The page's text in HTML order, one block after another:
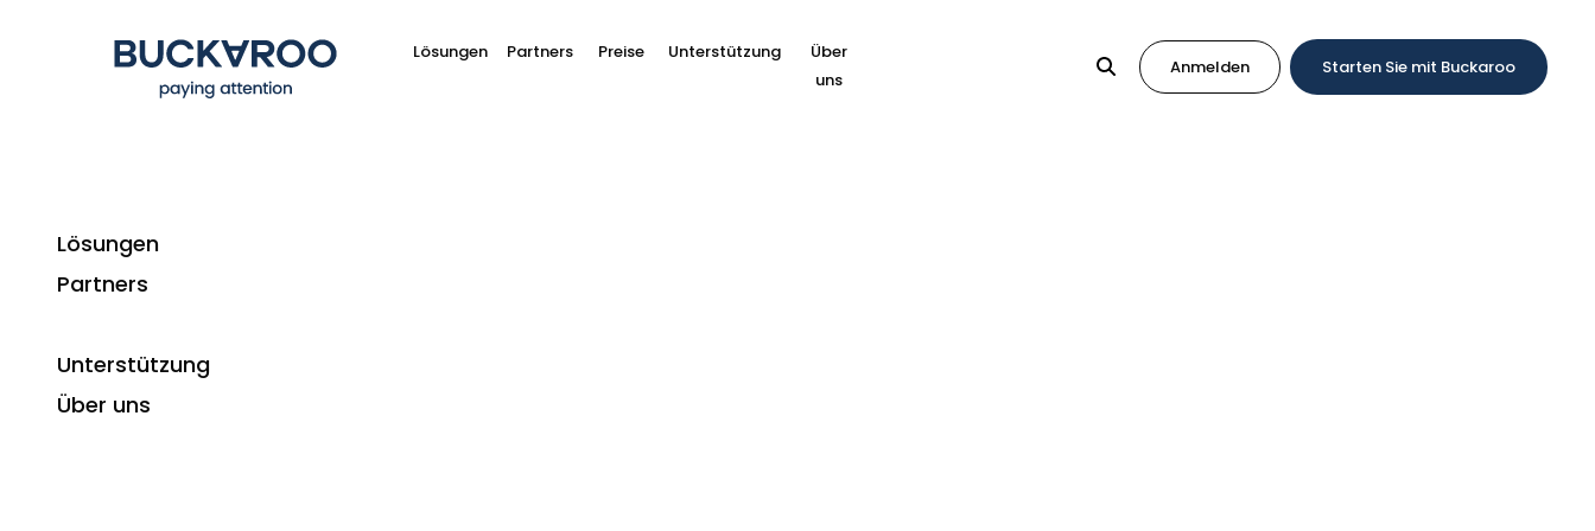
Lösungen Partners Preise Unterstützung
Über
uns
Anmelden Starten Sie mit Buckaroo
Lösungen
Partners
Unterstützung
Über uns
Zahlungsarten
PayperEmail: Fügen Sie Ihrer E-Mail einen Zahlungslink